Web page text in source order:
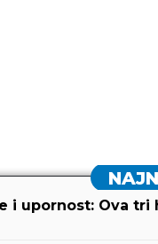
i upornost: Ova tri